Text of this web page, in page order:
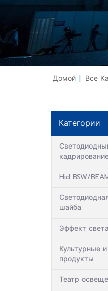
Домой | Все
Категории
Hid BSW/
шайба
Эффект света
Культурные
продукты
Театр